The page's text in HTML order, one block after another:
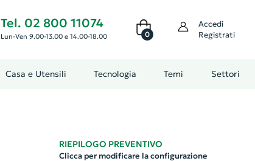
Tel. 02 800 11074
Lun-Ven 9.00-13.00 e 14.00-18.00 0
Accedi
Registrati
Casa e Utensili Tecnologia Temi Settori
RIEPILOGO PREVENTIVO
Clicca per modificare la configurazione